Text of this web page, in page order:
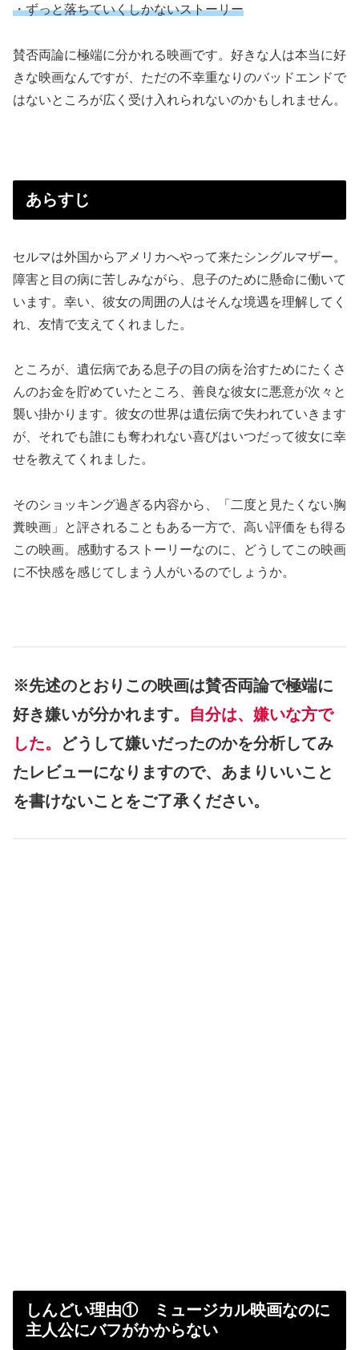
・ずっと落ちていくしかないストーリー
賛否両論に極端に分かれる映画です。好きな人は本当に好
きな映画なんですが、ただの不幸重なりのバッドエンドで
はないところが広く受け入れられないのかもしれません。
あらすじ
セルマは外国からアメリカへやって来たシングルマザー。
障害と目の病に苦しみながら、息子のために懸命に働いて
います。幸い、彼女の周囲の人はそんな境遇を理解してく
れ、友情で支えてくれました。
ところが、遺伝病である息子の目の病を治すためにたくさ
んのお金を貯めていたところ、善良な彼女に悪意が次々と
襲い掛かります。彼女の世界は遺伝病で失われていきます
が、それでも誰にも奪われない喜びはいつだって彼女に幸
せを教えてくれました。
そのショッキング過ぎる内容から、「二度と見たくない胸
糞映画」と評されることもある一方で、高い評価をも得る
この映画。感動するストーリーなのに、どうしてこの映画
に不快感を感じてしまう人がいるのでしょうか。
※先述のとおりこの映画は賛否両論で極端に
好き嫌いが分かれます。 自分は、嫌いな方で
した。
どうして嫌いだったのかを分析してみ
たレビューになりますので、あまりいいこと
を書けないことをご了承ください。
しんどい理由① ミュージカル映画なのに
主人公にバフがかからない